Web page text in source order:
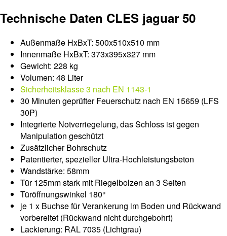
Technische Daten CLES jaguar 50
Außenmaße HxBxT: 500x510x510 mm
Innenmaße HxBxT: 373x395x327 mm
Gewicht: 228 kg
Volumen: 48 Liter
Sicherheitsklasse 3 nach EN 1143-1
30 Minuten geprüfter Feuerschutz nach EN 15659 (LFS
30P)
Integrierte Notverriegelung, das Schloss ist gegen
Manipulation geschützt
Zusätzlicher Bohrschutz
Patentierter, spezieller Ultra-Hochleistungsbeton
Wandstärke: 58mm
Tür 125mm stark mit Riegelbolzen an 3 Seiten
Türöffnungswinkel 180°
je 1 x Buchse für Verankerung im Boden und Rückwand
vorbereitet (Rückwand nicht durchgebohrt)
Lackierung: RAL 7035 (Lichtgrau)